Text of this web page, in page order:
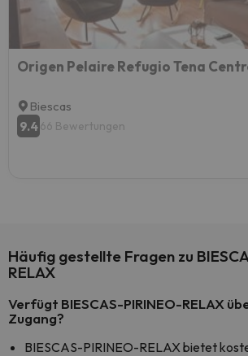
Biescas
9.466 Bewertungen
Häufig gestellte Fragen zu
RELAX
Verfügt BIESCAS-PIRINEO-RELAX
Zugang?
BIESCAS-PIRINEO-RELAX bietet